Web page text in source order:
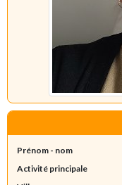
Prénom - nom
Activité principale